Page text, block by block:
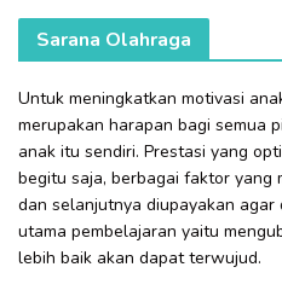
Sarana Olahraga
Untuk meningkatkan motivasi
merupakan harapan bagi semua
anak itu sendiri. Prestasi yang
begitu saja, berbagai faktor yang
dan selanjutnya diupayakan
utama pembelajaran yaitu
lebih baik akan dapat terwujud.